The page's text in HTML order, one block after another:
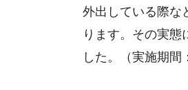
外出している際な
ります。その実
した。（実施期間